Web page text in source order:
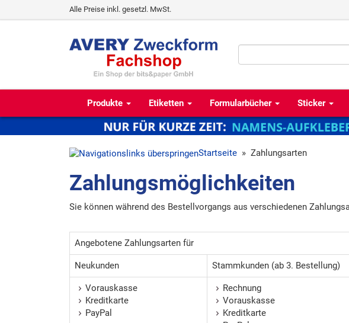
Alle Preise inkl. gesetzl. MwSt.
Produkte Etiketten Formularbücher Sticker
Startseite » Zahlungsarten
Zahlungsmöglichkeiten
Sie können während des Bestellvorgangs aus verschiedenen
Angebotene Zahlungsarten für
Neukunden Stammkunden (ab 3. Bestellung)
Vorauskasse
Kreditkarte
PayPal
Rechnung
Vorauskasse
Kreditkarte